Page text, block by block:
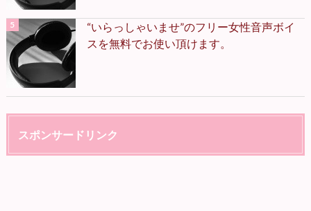
“いらっしゃいませ”のフリー女性音声ボイ
スを無料でお使い頂けます。
スポンサードリンク